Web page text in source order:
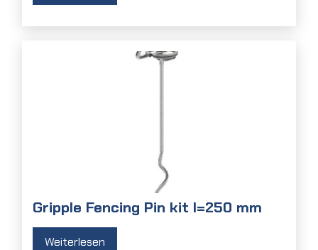
Gripple Fencing Pin kit l=250 mm
Weiterlesen